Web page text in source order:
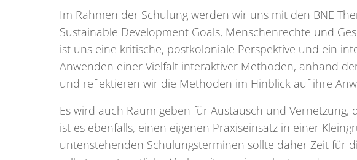
Im Rahmen der Schulung werden wir uns mit den BNE
Sustainable Development Goals, Menschenrechte und
ist uns eine kritische, postkoloniale Perspektive und ein
Anwenden einer Vielfalt interaktiver Methoden, anhand
und reflektieren wir die Methoden im Hinblick auf ihre
Es wird auch Raum geben für Austausch und
ist es ebenfalls, einen eigenen Praxiseinsatz in einer
untenstehenden Schulungsterminen sollte daher Zeit für